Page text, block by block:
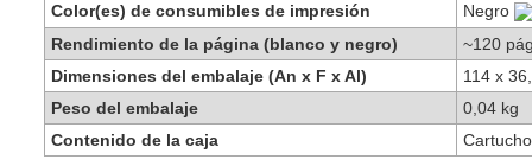
Color(es) de consumibles de impresión
Negro
Rendimiento de la página (blanco y negro)
~120
Dimensiones del embalaje (An x F x Al)
114 x
Peso del embalaje
0,04 kg
Contenido de la caja